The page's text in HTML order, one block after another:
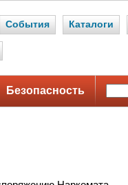
События Каталоги
Безопасность